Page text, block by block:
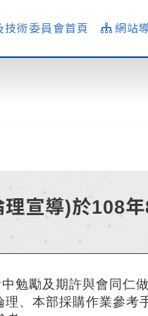
技術委員會首頁 網站
宣導)於108
勉勵及期許與會同仁
、本部採購作業參考